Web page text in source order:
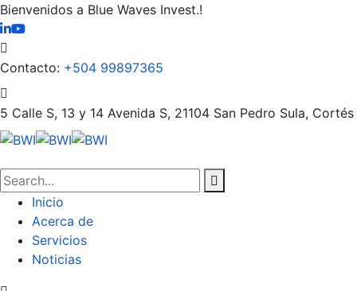
Bienvenidos a Blue Waves Invest.!
Contacto: +504 99897365
5 Calle S, 13 y 14 Avenida S, 21104 San Pedro Sula, Cortés
Inicio
Acerca de
Servicios
Noticias